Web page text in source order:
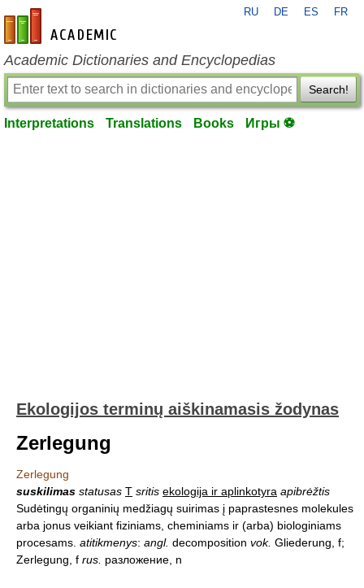
en-academic.com
RU DE ES FR
Academic Dictionaries and Encyclopedias
Search!
Interpretations Translations Books Игры ⚽
Ekologijos terminų aiškinamasis žodynas
Zerlegung
Zerlegung
suskilimas statusas T sritis ekologija ir aplinkotyra apibrėžtis
Sudėtingų organinių medžiagų suirimas į paprastesnes molekules
arba jonus veikiant fiziniams, cheminiams ir (arba) biologiniams
procesams. atitikmenys: angl. decomposition vok. Gliederung, f;
Zerlegung, f rus. разложение, n